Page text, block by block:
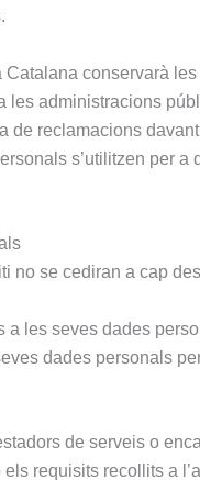
Catalana conservarà
les administracions
de reclamacions
s’utilitzen per
no se cediran a cap
a les seves dades
dades personals
de serveis o
requisits recollits a